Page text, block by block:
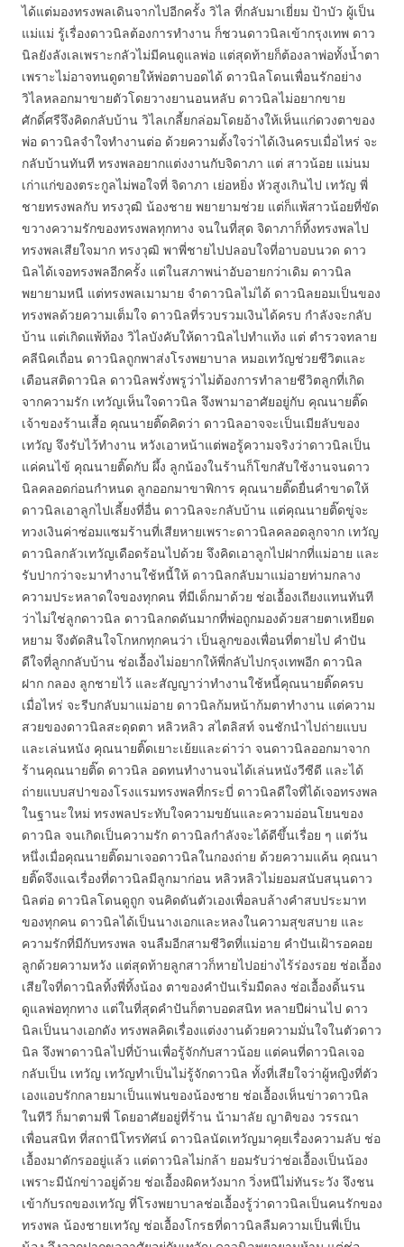
ได้แต่มองทรงพลเดินจากไปอีกครั้ง วิไล ที่กลับมาเยี่ยม ป้าบัว ผู้เป็น
แม่แม่ รู้เรื่องดาวนิลต้องการทำงาน ก็ชวนดาวนิลเข้ากรุงเทพ ดาว
นิลยังลังเลเพราะกลัวไม่มีคนดูแลพ่อ แต่สุดท้ายก็ต้องลาพ่อทั้งน้ำตา
เพราะไม่อาจทนดูดายให้พ่อตาบอดได้ ดาวนิลโดนเพื่อนรักอย่าง
วิไลหลอกมาขายตัวโดยวางยานอนหลับ ดาวนิลไม่อยากขาย
ศักดิ์ศรีจึงคิดกลับบ้าน วิไลเกลี้ยกล่อมโดยอ้างให้เห็นแก่ดวงตาของ
พ่อ ดาวนิลจำใจทำงานต่อ ด้วยความตั้งใจว่าได้เงินครบเมื่อไหร่ จะ
กลับบ้านทันที ทรงพลอยากแต่งงานกับจิดาภา แต่ สาวน้อย แม่นม
เก่าแก่ของตระกูลไม่พอใจที่ จิดาภา เย่อหยิ่ง หัวสูงเกินไป เทวัญ พี่
ชายทรงพลกับ ทรงวุฒิ น้องชาย พยายามช่วย แต่ก็แพ้สาวน้อยที่ขัด
ขวางความรักของทรงพลทุกทาง จนในที่สุด จิดาภาก็ทิ้งทรงพลไป
ทรงพลเสียใจมาก ทรงวุฒิ พาพี่ชายไปปลอบใจที่อาบอบนวด ดาว
นิลได้เจอทรงพลอีกครั้ง แต่ในสภาพน่าอับอายกว่าเดิม ดาวนิล
พยายามหนี แต่ทรงพลเมามาย จำดาวนิลไม่ได้ ดาวนิลยอมเป็นของ
ทรงพลด้วยความเต็มใจ ดาวนิลที่รวบรวมเงินได้ครบ กำลังจะกลับ
บ้าน แต่เกิดแพ้ท้อง วิไลบังคับให้ดาวนิลไปทำแท้ง แต่ ตำรวจทลาย
คลีนิคเถื่อน ดาวนิลถูกพาส่งโรงพยาบาล หมอเทวัญช่วยชีวิตและ
เตือนสติดาวนิล ดาวนิลพรั่งพรูว่าไม่ต้องการทำลายชีวิตลูกที่เกิด
จากความรัก เทวัญเห็นใจดาวนิล จึงพามาอาศัยอยู่กับ คุณนายติ๊ด
เจ้าของร้านเสื้อ คุณนายติ๊ดคิดว่า ดาวนิลอาจจะเป็นเมียลับของ
เทวัญ จึงรับไว้ทำงาน หวังเอาหน้าแต่พอรู้ความจริงว่าดาวนิลเป็น
แค่คนไข้ คุณนายติ๊ดกับ ผึ้ง ลูกน้องในร้านก็โขกสับใช้งานจนดาว
นิลคลอดก่อนกำหนด ลูกออกมาขาพิการ คุณนายติ๊ดยื่นคำขาดให้
ดาวนิลเอาลูกไปเลี้ยงที่อื่น ดาวนิลจะกลับบ้าน แต่คุณนายติ๊ดขู่จะ
ทวงเงินค่าซ่อมแซมร้านที่เสียหายเพราะดาวนิลคลอดลูกจาก เทวัญ
ดาวนิลกลัวเทวัญเดือดร้อนไปด้วย จึงคิดเอาลูกไปฝากที่แม่อาย และ
รับปากว่าจะมาทำงานใช้หนี้ให้ ดาวนิลกลับมาแม่อายท่ามกลาง
ความประหลาดใจของทุกคน ที่มีเด็กมาด้วย ช่อเอื้องเถียงแทนทันที
ว่าไม่ใช่ลูกดาวนิล ดาวนิลกดดันมากที่พ่อถูกมองด้วยสายตาเหยียด
หยาม จึงตัดสินใจโกหกทุกคนว่า เป็นลูกของเพื่อนที่ตายไป คำปัน
ดีใจที่ลูกกลับบ้าน ช่อเอื้องไม่อยากให้พี่กลับไปกรุงเทพอีก ดาวนิล
ฝาก กลอง ลูกชายไว้ และสัญญาว่าทำงานใช้หนี้คุณนายติ๊ดครบ
เมื่อไหร่ จะรีบกลับมาแม่อาย ดาวนิลก้มหน้าก้มตาทำงาน แต่ความ
สวยของดาวนิลสะดุดตา หลิวหลิว สไตลิสท์ จนชักนำไปถ่ายแบบ
และเล่นหนัง คุณนายติ๊ดเยาะเย้ยและด่าว่า จนดาวนิลออกมาจาก
ร้านคุณนายติ๊ด ดาวนิล อดทนทำงานจนได้เล่นหนังวีซีดี และได้
ถ่ายแบบสปาของโรงแรมทรงพลที่กระบี่ ดาวนิลดีใจที่ได้เจอทรงพล
ในฐานะใหม่ ทรงพลประทับใจความขยันและความอ่อนโยนของ
ดาวนิล จนเกิดเป็นความรัก ดาวนิลกำลังจะได้ดีขึ้นเรื่อย ๆ แต่วัน
หนึ่งเมื่อคุณนายติ๊ดมาเจอดาวนิลในกองถ่าย ด้วยความแค้น คุณนา
ยติ๊ดจึงแฉเรื่องที่ดาวนิลมีลูกมาก่อน หลิวหลิวไม่ยอมสนับสนุนดาว
นิลต่อ ดาวนิลโดนดูถูก จนคิดดันตัวเองเพื่อลบล้างคำสบประมาท
ของทุกคน ดาวนิลได้เป็นนางเอกและหลงในความสุขสบาย และ
ความรักที่มีกับทรงพล จนลืมอีกสามชีวิตที่แม่อาย คำปันเฝ้ารอคอย
ลูกด้วยความหวัง แต่สุดท้ายลูกสาวก็หายไปอย่างไร้ร่องรอย ช่อเอื้อง
เสียใจที่ดาวนิลทิ้งพี่ทิ้งน้อง ตาของคำปันเริ่มมืดลง ช่อเอื้องดิ้นรน
ดูแลพ่อทุกทาง แต่ในที่สุดคำปันก็ตาบอดสนิท หลายปีผ่านไป ดาว
นิลเป็นนางเอกดัง ทรงพลคิดเรื่องแต่งงานด้วยความมั่นใจในตัวดาว
นิล จึงพาดาวนิลไปที่บ้านเพื่อรู้จักกับสาวน้อย แต่คนที่ดาวนิลเจอ
กลับเป็น เทวัญ เทวัญทำเป็นไม่รู้จักดาวนิล ทั้งที่เสียใจว่าผู้หญิงที่ตัว
เองแอบรักกลายมาเป็นแฟนของน้องชาย ช่อเอื้องเห็นข่าวดาวนิล
ในทีวี ก็มาตามพี่ โดยอาศัยอยู่ที่ร้าน น้ามาลัย ญาติของ วรรณา
เพื่อนสนิท ที่สถานีโทรทัศน์ ดาวนิลนัดเทวัญมาคุยเรื่องความลับ ช่อ
เอื้องมาดักรออยู่แล้ว แต่ดาวนิลไม่กล้า ยอมรับว่าช่อเอื้องเป็นน้อง
เพราะมีนักข่าวอยู่ด้วย ช่อเอื้องผิดหวังมาก วิ่งหนีไม่ทันระวัง จึงชน
เข้ากับรถของเทวัญ ที่โรงพยาบาลช่อเอื้องรู้ว่าดาวนิลเป็นคนรักของ
ทรงพล น้องชายเทวัญ ช่อเอื้องโกรธที่ดาวนิลลืมความเป็นพี่เป็น